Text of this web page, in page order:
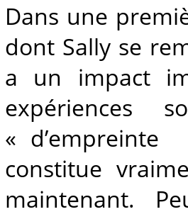
Dans une
dont Sally se
a un impact
expériences
« d’empreinte
constitue
maintenant.